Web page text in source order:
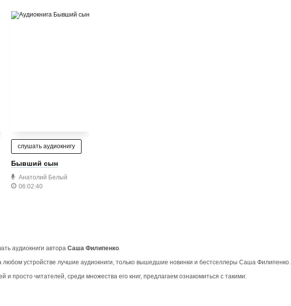
слушать аудиокнигу
Бывший сын
Анатолий Белый
06:02:40
аудиокниги автора Саша Филипенко.
устройстве лучшие аудиокниги, только вышедшие новинки и бестселлеры Саша Филипенко.
просто читателей, среди множества его книг, предлагаем ознакомиться с такими: